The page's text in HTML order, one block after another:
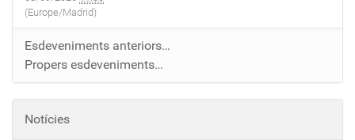
(Europe/Madrid)
Esdeveniments anteriors…
Propers esdeveniments…
Notícies